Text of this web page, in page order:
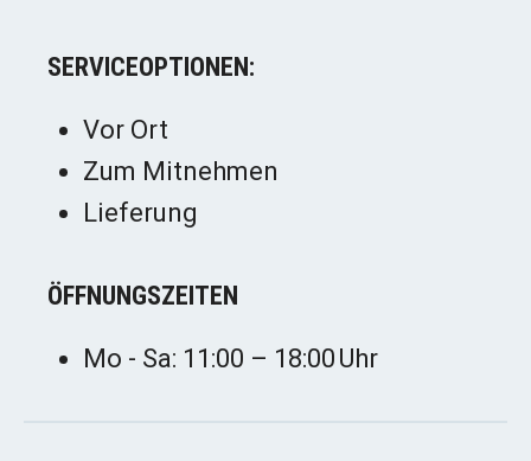
SERVICEOPTIONEN:
Vor Ort
Zum Mitnehmen
Lieferung
ÖFFNUNGSZEITEN
Mo - Sa: 11:00 – 18:00 Uhr